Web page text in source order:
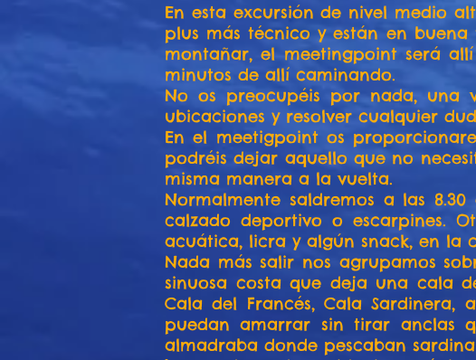
En esta excursión de nivel medio
plus más técnico y están en
montañar, el meetingpoint será
minutos de allí caminando.
No os preocupéis por nada, una
ubicaciones y resolver cualquier
En el meetigpoint os
podréis dejar aquello que no
misma manera a la vuelta.
Normalmente saldremos a las
calzado deportivo o escarpines.
acuática, licra y algún snack, en la
Nada más salir nos agrupamos
sinuosa costa que deja una cala
Cala del Francés, Cala
puedan amarrar sin tirar anclas
almadraba donde pescaban